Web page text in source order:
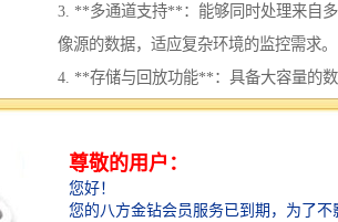
3. **多通道支持**：能够同时处理来自
像源的数据，适应复杂环境的监控需求。
4. **存储与回放功能**：具备大容量的数
支持长时间的影像存储，并提供便捷的
5. **智能分析**：部分系统集成了智能分
进行人脸识别、车牌识别、行为分析等